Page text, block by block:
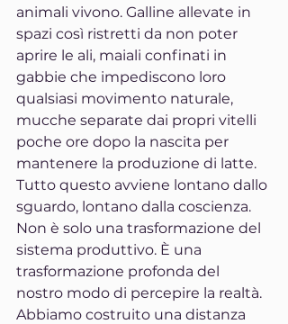
animali vivono. Galline allevate in
spazi così ristretti da non poter
aprire le ali, maiali confinati in
gabbie che impediscono loro
qualsiasi movimento naturale,
mucche separate dai propri vitelli
poche ore dopo la nascita per
mantenere la produzione di latte.
Tutto questo avviene lontano dallo
sguardo, lontano dalla coscienza.
Non è solo una trasformazione del
sistema produttivo. È una
trasformazione profonda del
nostro modo di percepire la realtà.
Abbiamo costruito una distanza